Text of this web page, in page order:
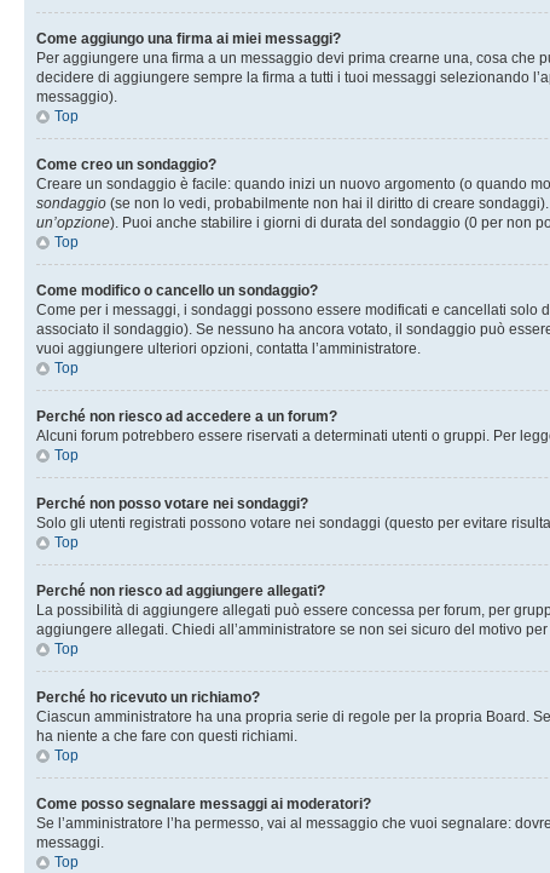
Come aggiungo una firma ai miei messaggi?
Per aggiungere una firma a un messaggio devi prima crearne una, cosa
decidere di aggiungere sempre la firma a tutti i tuoi messaggi selezionando
messaggio).
Top
Come creo un sondaggio?
Creare un sondaggio è facile: quando inizi un nuovo argomento (o quando
sondaggio (se non lo vedi, probabilmente non hai il diritto di creare
un’opzione). Puoi anche stabilire i giorni di durata del sondaggio (0 per non
Top
Come modifico o cancello un sondaggio?
Come per i messaggi, i sondaggi possono essere modificati e cancellati solo
associato il sondaggio). Se nessuno ha ancora votato, il sondaggio può
vuoi aggiungere ulteriori opzioni, contatta l’amministratore.
Top
Perché non riesco ad accedere a un forum?
Alcuni forum potrebbero essere riservati a determinati utenti o gruppi. Per
Top
Perché non posso votare nei sondaggi?
Solo gli utenti registrati possono votare nei sondaggi (questo per evitare
Top
Perché non riesco ad aggiungere allegati?
La possibilità di aggiungere allegati può essere concessa per forum, per
aggiungere allegati. Chiedi all’amministratore se non sei sicuro del motivo
Top
Perché ho ricevuto un richiamo?
Ciascun amministratore ha una propria serie di regole per la propria Board.
ha niente a che fare con questi richiami.
Top
Come posso segnalare messaggi ai moderatori?
Se l’amministratore l’ha permesso, vai al messaggio che vuoi segnalare:
messaggi.
Top